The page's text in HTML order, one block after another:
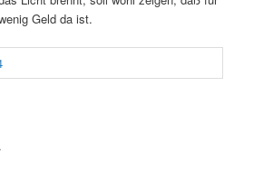
Geld da ist.